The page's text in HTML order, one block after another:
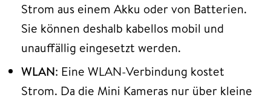
Strom aus einem Akku oder von Batterien.
Sie können deshalb kabellos mobil und
unauffällig eingesetzt werden.
WLAN: Eine WLAN-Verbindung kostet
Strom. Da die Mini Kameras nur über kleine